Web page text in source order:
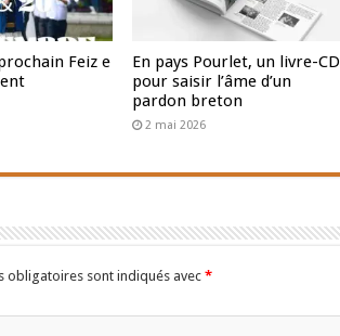
Feiz e
En pays Pourlet, un livre-CD
pour saisir l’âme d’un
pardon breton
2 mai 2026
obligatoires sont indiqués avec*